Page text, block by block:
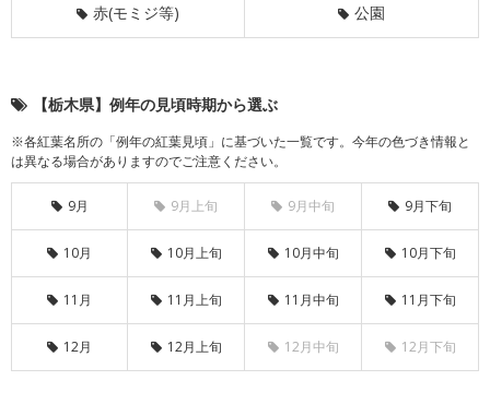
赤(モミジ等) 公園
【栃木県】例年の見頃時期から選ぶ
※各紅葉名所の「例年の紅葉見頃」に基づいた一覧です。今年の色づき情報と
は異なる場合がありますのでご注意ください。
9月 9月上旬 9月中旬 9月下旬
10月 10月上旬 10月中旬 10月下旬
11月 11月上旬 11月中旬 11月下旬
12月 12月上旬 12月中旬 12月下旬